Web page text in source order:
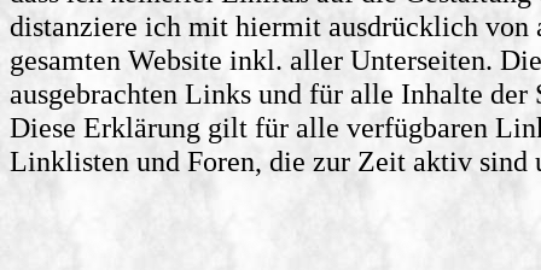
distanziere ich mit hiermit ausdrücklich
gesamten Website inkl. aller Unterseiten.
ausgebrachten Links und für alle Inhalte
Diese Erklärung gilt für alle verfügbaren
Linklisten und Foren, die zur Zeit aktiv sind